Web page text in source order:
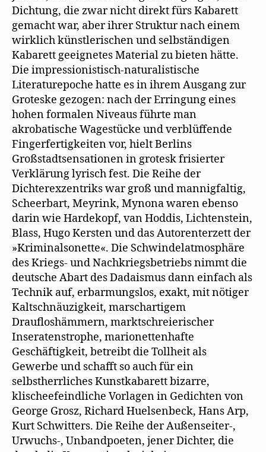
Dichtung, die zwar nicht direkt fürs Kabarett
gemacht war, aber ihrer Struktur nach einem
wirklich künstlerischen und selbständigen
Kabarett geeignetes Material zu bieten hätte.
Die impressionistisch-naturalistische
Literaturepoche hatte es in ihrem Ausgang zur
Groteske gezogen: nach der Erringung eines
hohen formalen Niveaus führte man
akrobatische Wagestücke und verblüffende
Fingerfertigkeiten vor, hielt Berlins
Großstadtsensationen in grotesk frisierter
Verklärung lyrisch fest. Die Reihe der
Dichterexzentriks war groß und mannigfaltig,
Scheerbart, Meyrink, Mynona waren ebenso
darin wie Hardekopf, van Hoddis, Lichtenstein,
Blass, Hugo Kersten und das Autorenterzett der
»Kriminalsonette«. Die Schwindelatmosphäre
des Kriegs- und Nachkriegsbetriebs nimmt die
deutsche Abart des Dadaismus dann einfach als
Technik auf, erbarmungslos, exakt, mit nötiger
Kaltschnäuzigkeit, marschartigem
Draufloshämmern, marktschreierischer
Inseratenstrophe, marionettenhafte
Geschäftigkeit, betreibt die Tollheit als
Gewerbe und schafft so auch für ein
selbstherrliches Kunstkabarett bizarre,
klischeefeindliche Vorlagen in Gedichten von
George Grosz, Richard Huelsenbeck, Hans Arp,
Kurt Schwitters. Die Reihe der Außenseiter-,
Urwuchs-, Unbandpoeten, jener Dichter, die